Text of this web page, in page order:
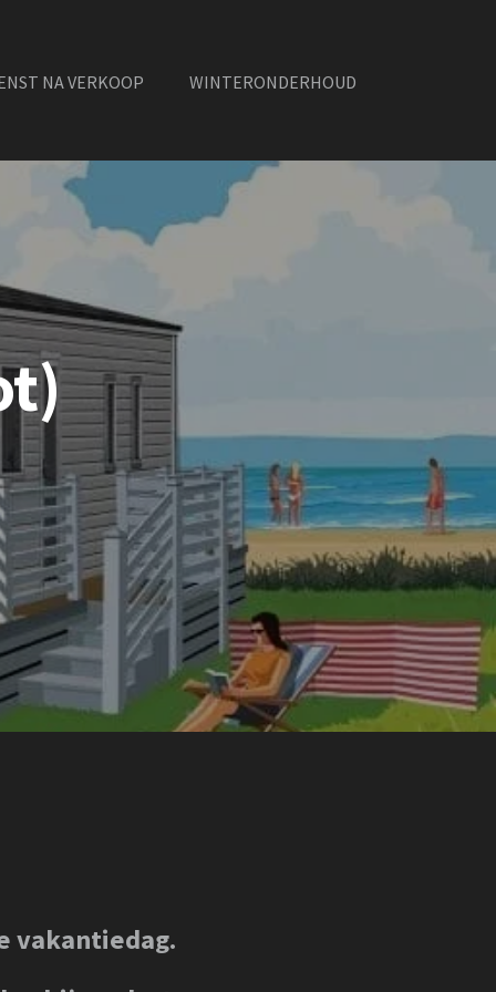
NA VERKOOP
WINTERONDERHOUD
vakantiedag.